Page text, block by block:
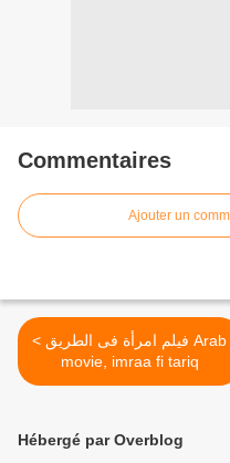
Commentaires
Ajouter un
< فيلم امرأة فى الطريق Arab
movie, imraa fi tariq
Hébergé par Overblog